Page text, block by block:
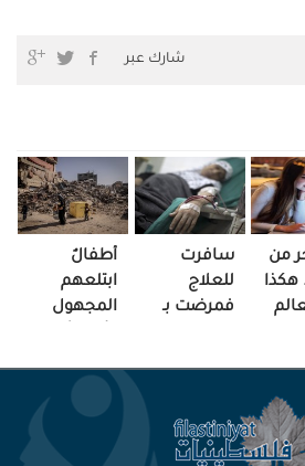
شارك عبر
من
هكذا
سافرت
للعلاج
فمرضت بـ
أطفالٌ
ابتلعهم
المجهول
الفاجعة!